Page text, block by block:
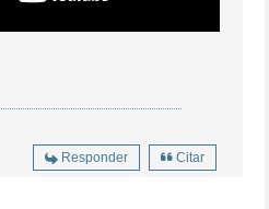
Responder Citar